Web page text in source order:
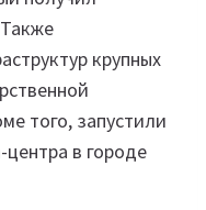
крупных
того, запустили
в городе